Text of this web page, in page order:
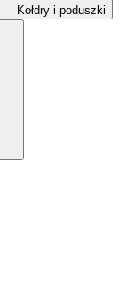
Kołdry i poduszki